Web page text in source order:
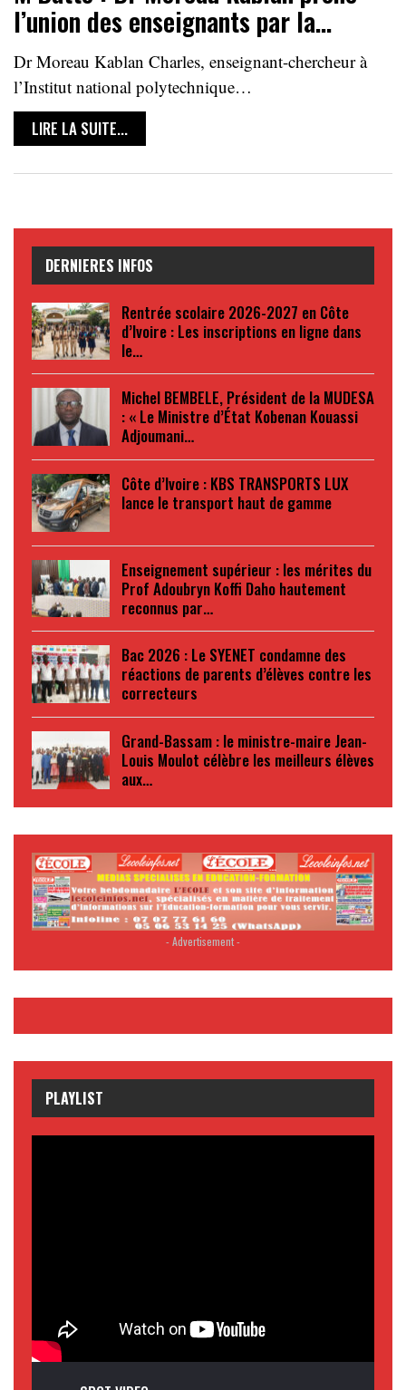
l’union des enseignants par la…
Dr Moreau Kablan Charles, enseignant-chercheur à
l’Institut national polytechnique…
LIRE LA SUITE...
DERNIERES INFOS
Rentrée scolaire 2026-2027 en Côte
d’Ivoire : Les inscriptions en ligne dans
le…
Michel BEMBELE, Président de la MUDESA
: « Le Ministre d’État Kobenan Kouassi
Adjoumani…
Côte d’Ivoire : KBS TRANSPORTS LUX
lance le transport haut de gamme
Enseignement supérieur : les mérites du
Prof Adoubryn Koffi Daho hautement
reconnus par…
Bac 2026 : Le SYENET condamne des
réactions de parents d’élèves contre les
correcteurs
Grand-Bassam : le ministre-maire Jean-
Louis Moulot célèbre les meilleurs élèves
aux…
- Advertisement -
PLAYLIST